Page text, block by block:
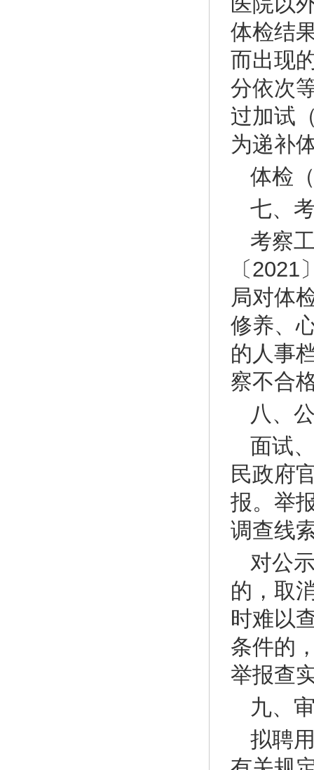
体检结
而出现
分依次
过加试
为递补
体检
七、
考察
〔
局对体
修养、
的人事
察不合
八、
面试
民政府
报。举
调查线
对公
的，取
时难以
条件的
举报查
九、
拟聘